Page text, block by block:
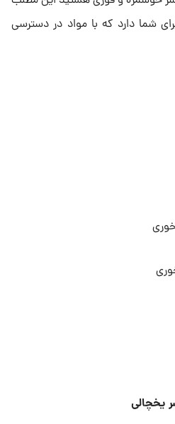
شما دارد که با مواد در دسترسی
یخچالی